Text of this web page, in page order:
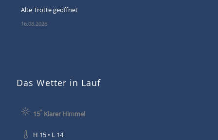
Alte Trotte geöffnet
16.08.2026
Das Wetter in Lauf
15°Klarer Himmel
H 15 • L 14